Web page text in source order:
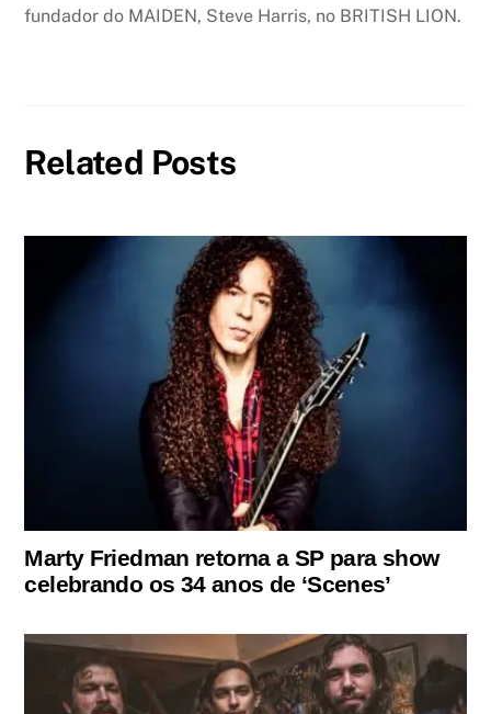
fundador do MAIDEN, Steve Harris, no BRITISH LION.
Related Posts
Marty Friedman retorna a SP para show
celebrando os 34 anos de ‘Scenes’